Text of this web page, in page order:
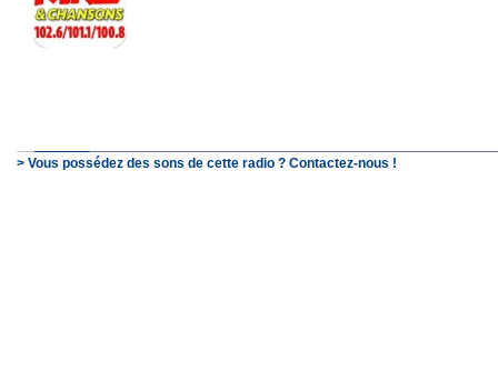
> Vous possédez des sons de cette radio ? Contactez-nous !